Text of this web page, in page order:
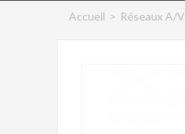
Accueil > Réseaux A/V